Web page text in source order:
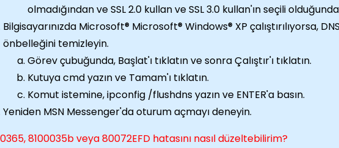
olmadığından ve SSL 2.0 kullan ve SSL 3.0 kullan'ın seçili
Bilgisayarınızda Microsoft® Microsoft® Windows® XP çalıştırılıyorsa,
önbelleğini temizleyin.
Görev çubuğunda, Başlat'ı tıklatın ve sonra Çalıştır'ı tıklatın.
Kutuya cmd yazın ve Tamam'ı tıklatın.
Komut istemine, ipconfig /flushdns yazın ve ENTER'a basın.
Yeniden MSN Messenger'da oturum açmayı deneyin.
8100035b veya 80072EFD hatasını nasıl düzeltebilirim?